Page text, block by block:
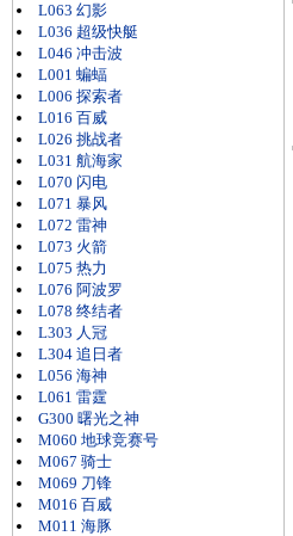
L063 幻影
L036 超级快艇
L046 冲击波
L001 蝙蝠
L006 探索者
L016 百威
L026 挑战者
L031 航海家
L070 闪电
L071 暴风
L072 雷神
L073 火箭
L075 热力
L076 阿波罗
L078 终结者
L303 人冠
L304 追日者
L056 海神
L061 雷霆
G300 曙光之神
M060 地球竞赛号
M067 骑士
M069 刀锋
M016 百威
M011 海豚